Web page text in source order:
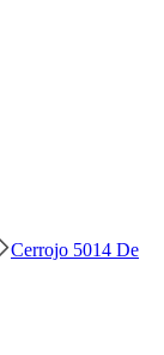
Cerrojo 5014 De